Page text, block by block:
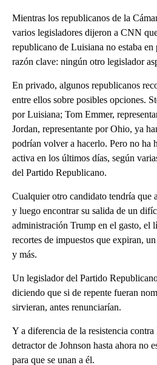
Mientras los republicanos de la
varios legisladores dijeron a CNN
republicano de Luisiana no estaba
razón clave: ningún otro legislador
En privado, algunos republicanos
entre ellos sobre posibles opciones.
por Luisiana; Tom Emmer,
Jordan, representante por Ohio, ya
podrían volver a hacerlo. Pero no ha
activa en los últimos días, según
del Partido Republicano.
Cualquier otro candidato tendría que
y luego encontrar su salida de un
administración Trump en el gasto, el
recortes de impuestos que expiran,
y más.
Un legislador del Partido
diciendo que si de repente fueran
sirvieran, antes renunciarían.
Y a diferencia de la resistencia
detractor de Johnson hasta ahora no
para que se unan a él.